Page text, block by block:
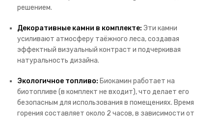
решением.
Декоративные камни в комплекте: Эти камни
усиливают атмосферу таёжного леса, создавая
эффектный визуальный контраст и подчеркивая
натуральность дизайна.
Экологичное топливо: Биокамин работает на
биотопливе (в комплект не входит), что делает его
безопасным для использования в помещениях. Время
горения составляет около 2 часов, в зависимости от